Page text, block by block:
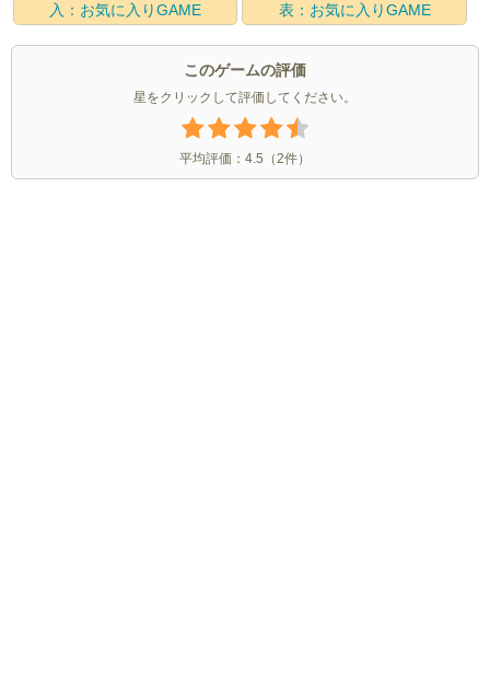
入：お気に入りGAME 表：お気に入りGAME
このゲームの評価
星をクリックして評価してください。
平均評価： 4.5 （2件）